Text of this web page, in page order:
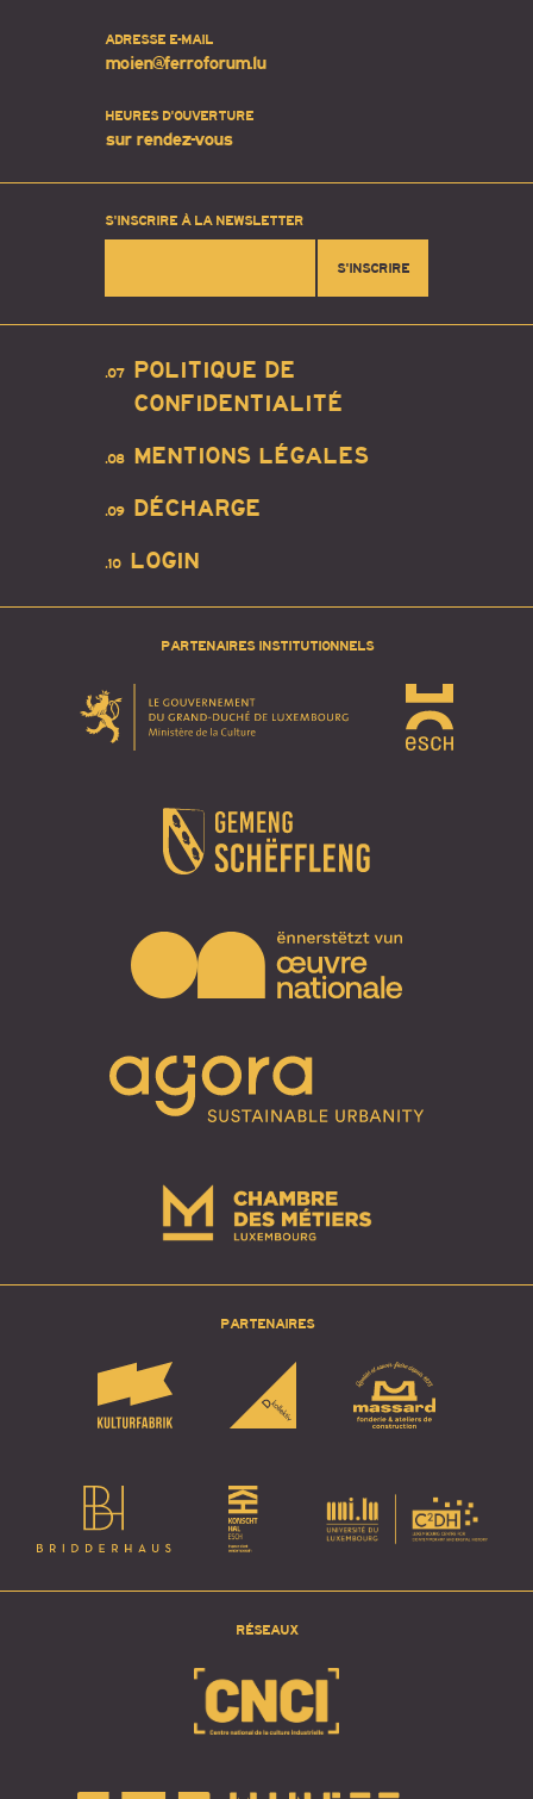
ADRESSE E-MAIL
moien@ferroforum.lu
HEURES D'OUVERTURE
sur rendez-vous
S'INSCRIRE À LA NEWSLETTER
S'INSCRIRE
POLITIQUE DE
CONFIDENTIALITÉ
.07
MENTIONS LÉGALES
.08
DÉCHARGE
.09
LOGIN
.10
PARTENAIRES INSTITUTIONNELS
PARTENAIRES
RÉSEAUX